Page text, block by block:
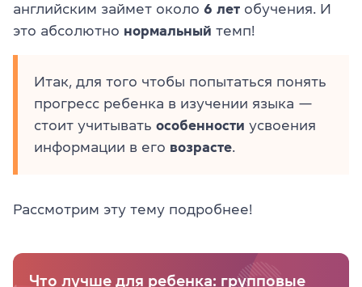
английским займет около 6 лет обучения. И
это абсолютно нормальный темп!
Итак, для того чтобы попытаться понять
прогресс ребенка в изучении языка —
стоит учитывать особенности усвоения
информации в его возрасте
Рассмотрим эту тему подробнее!
Что лучше для ребенка: групповые